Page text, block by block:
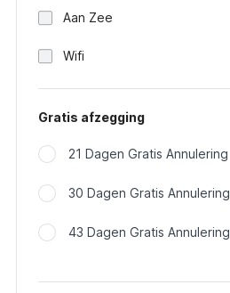
Aan Zee
Wifi
Gratis afzegging
21 Dagen Gratis Annulering
30 Dagen Gratis Annulering
43 Dagen Gratis Annulering